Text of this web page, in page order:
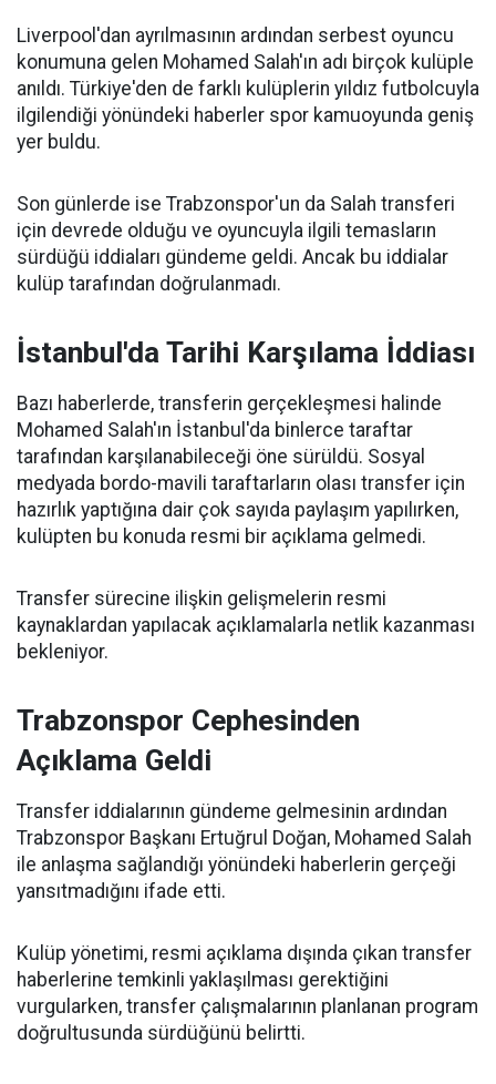
Liverpool'dan ayrılmasının ardından serbest oyuncu
konumuna gelen Mohamed Salah'ın adı birçok kulüple
anıldı. Türkiye'den de farklı kulüplerin yıldız futbolcuyla
ilgilendiği yönündeki haberler spor kamuoyunda geniş
yer buldu.
Son günlerde ise Trabzonspor'un da Salah transferi
için devrede olduğu ve oyuncuyla ilgili temasların
sürdüğü iddiaları gündeme geldi. Ancak bu iddialar
kulüp tarafından doğrulanmadı.
İstanbul'da Tarihi Karşılama İddiası
Bazı haberlerde, transferin gerçekleşmesi halinde
Mohamed Salah'ın İstanbul'da binlerce taraftar
tarafından karşılanabileceği öne sürüldü. Sosyal
medyada bordo-mavili taraftarların olası transfer için
hazırlık yaptığına dair çok sayıda paylaşım yapılırken,
kulüpten bu konuda resmi bir açıklama gelmedi.
Transfer sürecine ilişkin gelişmelerin resmi
kaynaklardan yapılacak açıklamalarla netlik kazanması
bekleniyor.
Trabzonspor Cephesinden
Açıklama Geldi
Transfer iddialarının gündeme gelmesinin ardından
Trabzonspor Başkanı Ertuğrul Doğan, Mohamed Salah
ile anlaşma sağlandığı yönündeki haberlerin gerçeği
yansıtmadığını ifade etti.
Kulüp yönetimi, resmi açıklama dışında çıkan transfer
haberlerine temkinli yaklaşılması gerektiğini
vurgularken, transfer çalışmalarının planlanan program
doğrultusunda sürdüğünü belirtti.